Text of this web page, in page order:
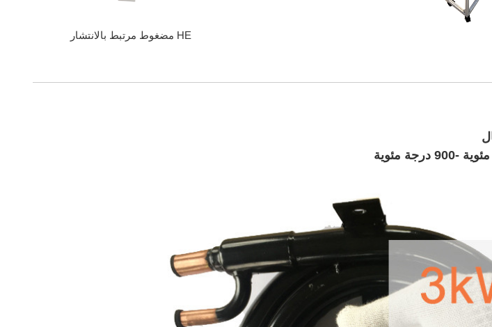
HE مضغوط مرتبط بالانتشار